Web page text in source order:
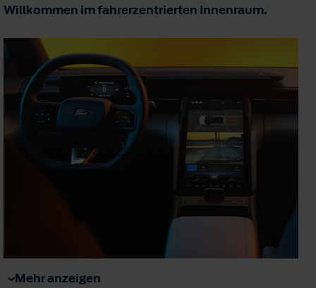
Willkommen im fahrerzentrierten Innenraum.
Mehr anzeigen